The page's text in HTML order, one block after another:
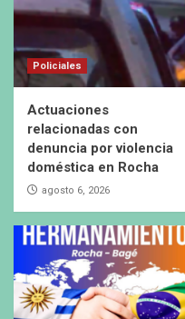
Policiales
Actuaciones
relacionadas con
denuncia por violencia
doméstica en Rocha
agosto 6, 2026